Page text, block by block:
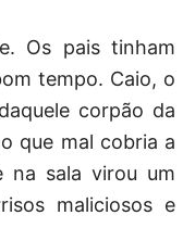
Os pais tinham
tempo. Caio, o
corpão da
que mal cobria a
na sala virou um
maliciosos e